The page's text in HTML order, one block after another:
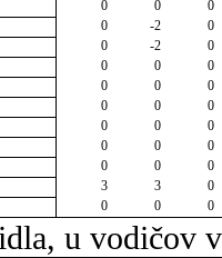
0 0
0
0 -2
0
0 -2
0
0 0
0
0 0
0
0 0
0
0 0
0
0 0
0
0 0
0
3 3
0
0 0 0
u vodičov